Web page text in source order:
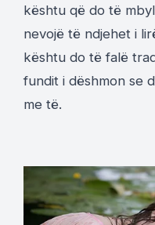
kështu që do të
nevojë të ndjehet i
kështu do të falë
fundit i dëshmon se
me të.